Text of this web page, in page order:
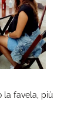
la favela, più